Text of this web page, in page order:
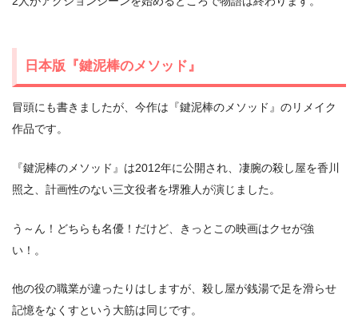
日本版『鍵泥棒のメソッド』
冒頭にも書きましたが、今作は『鍵泥棒のメソッド』のリメイク
作品です。
『鍵泥棒のメソッド』は2012年に公開され、凄腕の殺し屋を香川
照之、計画性のない三文役者を堺雅人が演じました。
う～ん！どちらも名優！だけど、きっとこの映画はクセが強
い！。
他の役の職業が違ったりはしますが、殺し屋が銭湯で足を滑らせ
記憶をなくすという大筋は同じです。